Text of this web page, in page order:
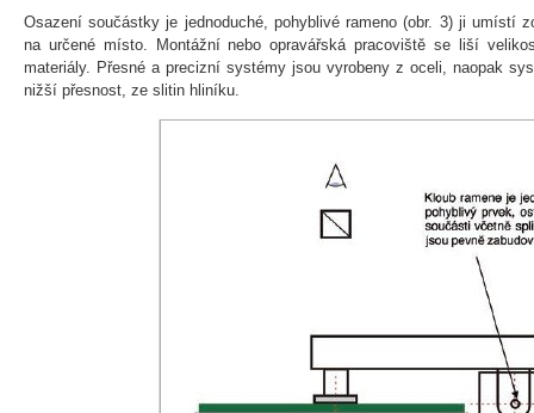
Osazení součástky je jednoduché, pohyblivé rameno (obr. 3) ji umístí
na určené místo. Montážní nebo opravářská pracoviště se liší
materiály. Přesné a precizní systémy jsou vyrobeny z oceli, naopak
nižší přesnost, ze slitin hliníku.